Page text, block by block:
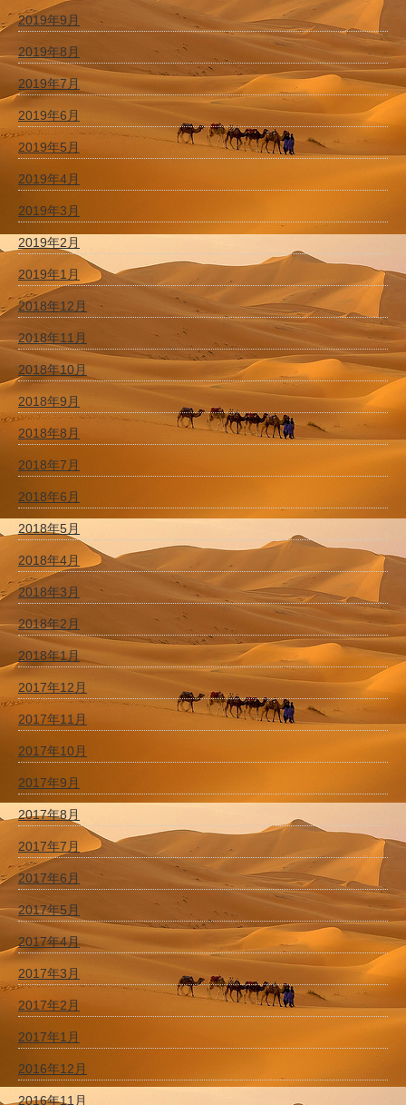
2019年9月
2019年8月
2019年7月
2019年6月
2019年5月
2019年4月
2019年3月
2019年2月
2019年1月
2018年12月
2018年11月
2018年10月
2018年9月
2018年8月
2018年7月
2018年6月
2018年5月
2018年4月
2018年3月
2018年2月
2018年1月
2017年12月
2017年11月
2017年10月
2017年9月
2017年8月
2017年7月
2017年6月
2017年5月
2017年4月
2017年3月
2017年2月
2017年1月
2016年12月
2016年11月